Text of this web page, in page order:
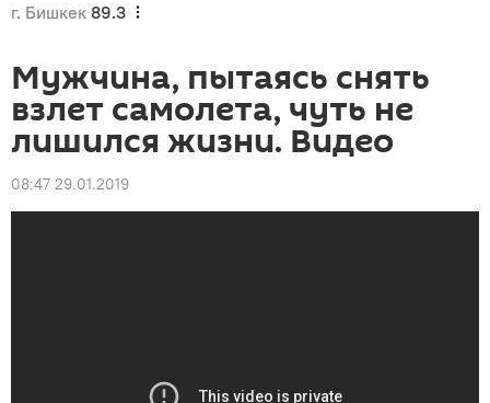
г. Бишкек 89.3
Мужчина, пытаясь снять
взлет самолета, чуть не
лишился жизни. Видео
08:47 29.01.2019